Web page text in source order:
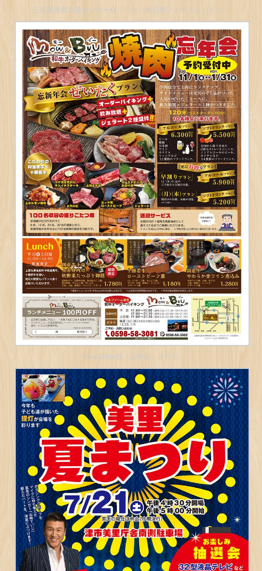
三重県産業支援センター様「ワタシ的起業フォーラム」チラシ
Mow&Buu様「忘年会」チラシ